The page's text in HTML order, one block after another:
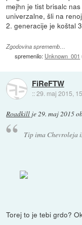
mejhn je tist brisalc
univerzalne, šli na
2. generacije je koštal
Zgodovina sprememb…
spremenilo: Unknown_001
FiReFTW
::29. maj 2015,
Roadkill je29. maj 2015
Tip ima Chevroleja
Torej to je tebi grdo?